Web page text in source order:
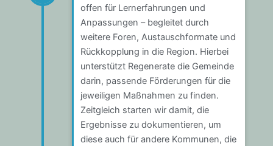
offen für Lernerfahrungen und
Anpassungen – begleitet durch
weitere Foren, Austauschformate und
Rückkopplung in die Region. Hierbei
unterstützt Regenerate die Gemeinde
darin, passende Förderungen für die
jeweiligen Maßnahmen zu finden.
Zeitgleich starten wir damit, die
Ergebnisse zu dokumentieren, um
diese auch für andere Kommunen, die